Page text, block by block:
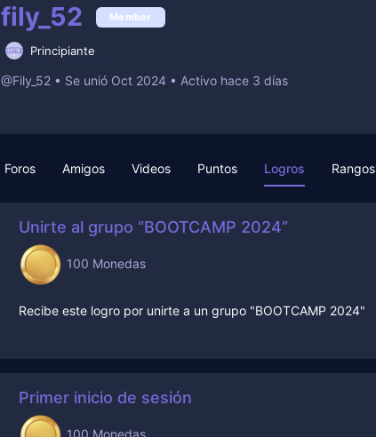
fily_52 Member
Principiante
@Fily_52 • Se unió Oct 2024 • Activo hace 3 días
Foros Amigos Videos Puntos Logros Rangos
Unirte al grupo “BOOTCAMP 2024”
100 Monedas
Recibe este logro por unirte a un grupo "BOOTCAMP 2024"
Primer inicio de sesión
100 Monedas